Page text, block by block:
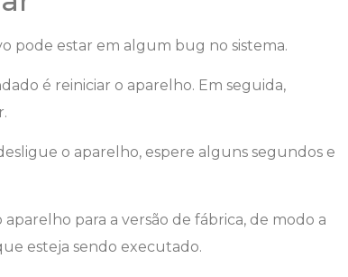
pode estar em algum bug no sistema.
é reiniciar o aparelho. Em seguida,
o aparelho, espere alguns segundos e
para a versão de fábrica, de modo a
esteja sendo executado.